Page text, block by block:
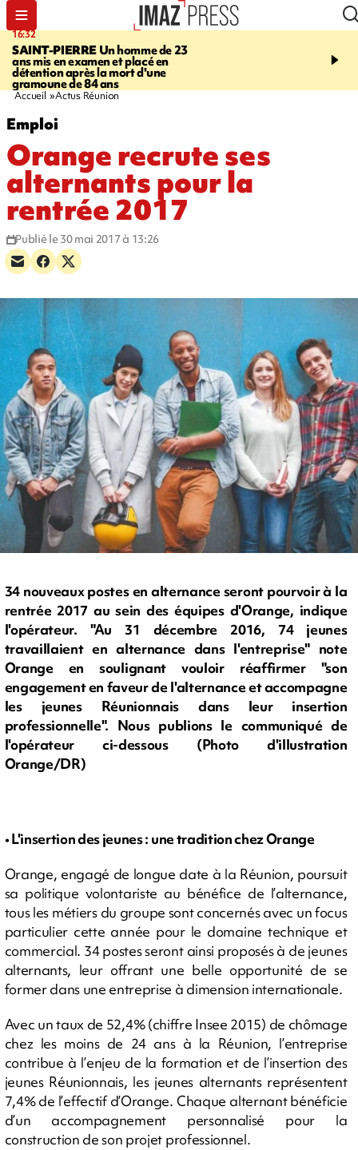
16:32
SAINT-PIERREUn homme de 23
ans mis en examen et placé en
détention après la mort d'une
gramoune de 84 ans
21:08
et Turquie scellent un
Accueil Actus Réunion
Emploi
Orange recrute ses
alternants pour la
rentrée 2017
Publié le 30 mai 2017 à 13:26
34 nouveaux postes en alternance seront pourvoir à la
rentrée 2017 au sein des équipes d'Orange, indique
l'opérateur. "Au 31 décembre 2016, 74 jeunes
travaillaient en alternance dans l'entreprise" note
Orange en soulignant vouloir réaffirmer "son
engagement en faveur de l'alternance et accompagne
les jeunes Réunionnais dans leur insertion
professionnelle". Nous publions le communiqué de
l'opérateur ci-dessous (Photo d'illustration
Orange/DR)
• L'insertion des jeunes : une tradition chez Orange
Orange, engagé de longue date à la Réunion, poursuit
sa politique volontariste au bénéfice de l’alternance,
tous les métiers du groupe sont concernés avec un focus
particulier cette année pour le domaine technique et
commercial. 34 postes seront ainsi proposés à de jeunes
alternants, leur offrant une belle opportunité de se
former dans une entreprise à dimension internationale.
Avec un taux de 52,4% (chiffre Insee 2015) de chômage
chez les moins de 24 ans à la Réunion, l’entreprise
contribue à l’enjeu de la formation et de l’insertion des
jeunes Réunionnais, les jeunes alternants représentent
7,4% de l’effectif d’Orange. Chaque alternant bénéficie
d’un accompagnement personnalisé pour la
construction de son projet professionnel.